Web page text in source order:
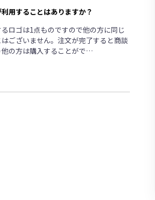
用することはありますか？
ロゴは1点ものですので他の方に同じ
ございません。注文が完了すると商談
の方は購入することがで…